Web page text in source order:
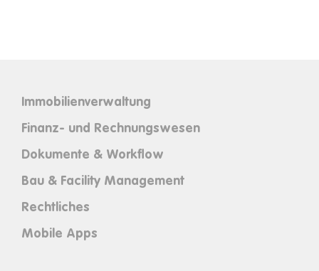
Immobilienverwaltung
Finanz- und Rechnungswesen
Dokumente & Workflow
Bau & Facility Management
Rechtliches
Mobile Apps